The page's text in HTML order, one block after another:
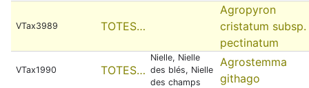
VTax3989 TOTES…
Agropyron
cristatum subsp.
pectinatum
VTax1990 TOTES…
Nielle, Nielle
des blés, Nielle
des champs
Agrostemma
githago